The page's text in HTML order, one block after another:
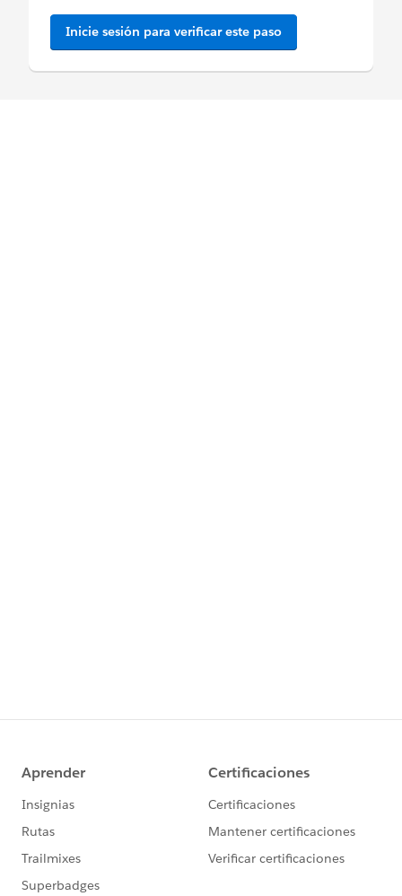
Inicie sesión para verificar este paso